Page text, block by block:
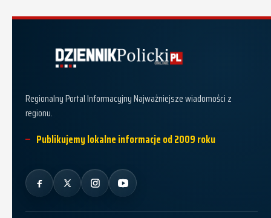
Regionalny Portal Informacyjny Najważniejsze wiadomości z
regionu.
Publikujemy lokalne informacje od 2009 roku